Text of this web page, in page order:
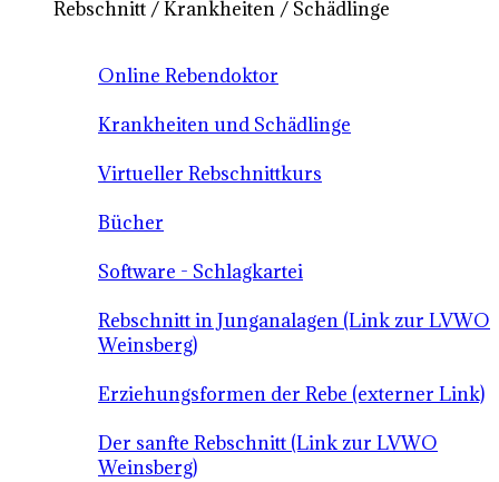
Rebschnitt / Krankheiten / Schädlinge
Online Rebendoktor
Krankheiten und Schädlinge
Virtueller Rebschnittkurs
Bücher
Software - Schlagkartei
Rebschnitt in Junganalagen (Link zur LVWO
Weinsberg)
Erziehungsformen der Rebe (externer Link)
Der sanfte Rebschnitt (Link zur LVWO
Weinsberg)